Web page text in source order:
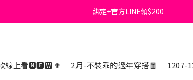
首購免運費🚚
綁定+官方LINE領$200
線上看🅽🅴🆆 ✟ 2月-不裝乖的過年穿搭🧧
1207-